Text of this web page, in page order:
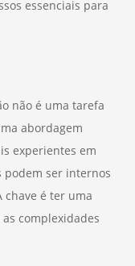
essenciais para
não é uma tarefa
abordagem
experientes em
podem ser internos
chave é ter uma
complexidades